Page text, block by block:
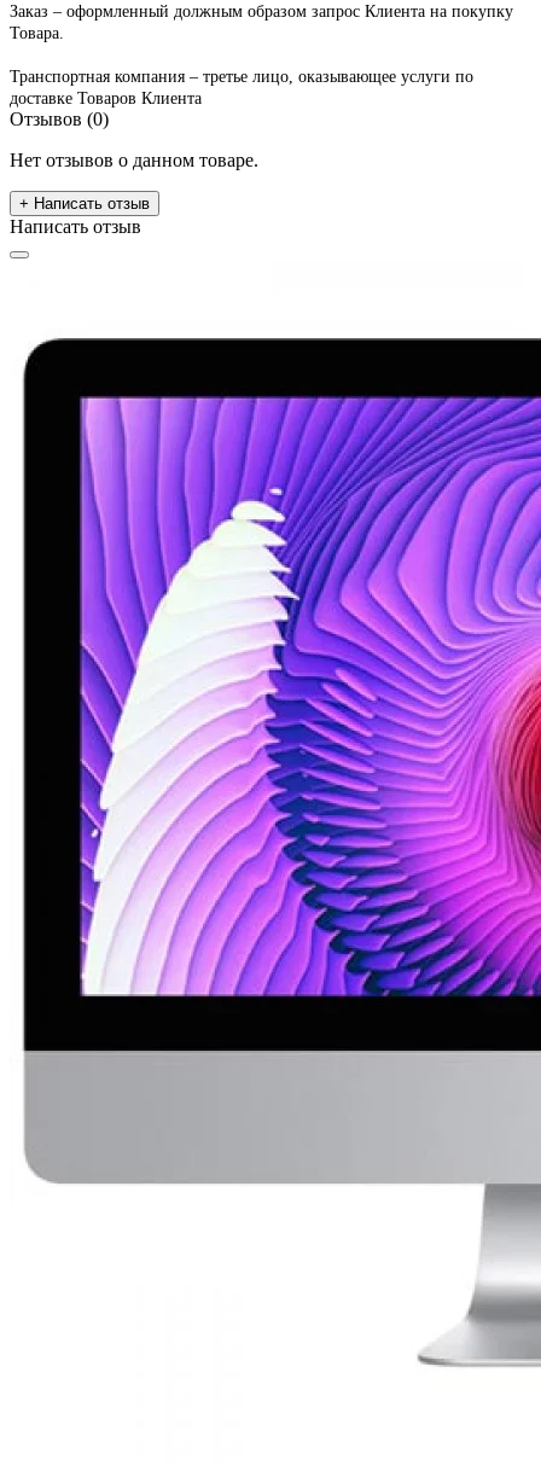
Заказ – оформленный должным образом запрос Клиента на покупку
Товара.
Транспортная компания – третье лицо, оказывающее услуги по
доставке Товаров Клиента
Отзывов (0)
Нет отзывов о данном товаре.
+ Написать отзыв
Написать отзыв